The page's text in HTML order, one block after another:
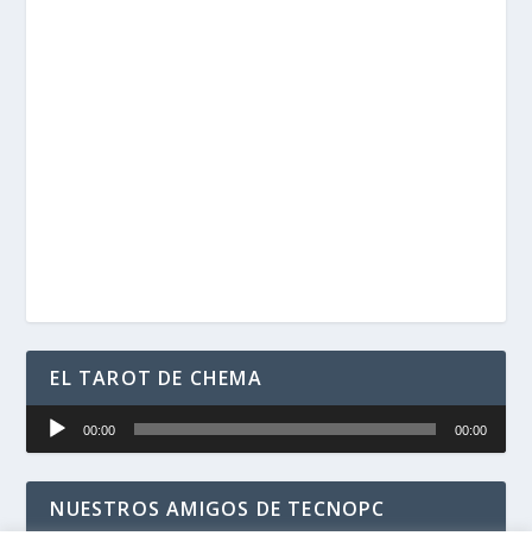
EL TAROT DE CHEMA
Reproductor
de
00:00 00:00
NUESTROS AMIGOS DE TECNOPC